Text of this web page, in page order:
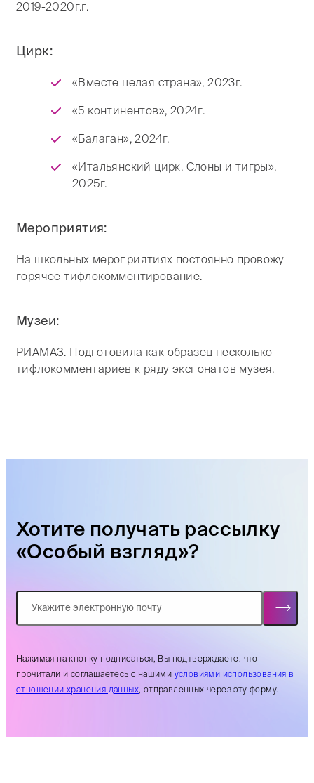
2019-2020г.г.
Цирк:
«Вместе целая страна», 2023г.
«5 континентов», 2024г.
«Балаган», 2024г.
«Итальянский цирк. Слоны и тигры»,
2025г.
Мероприятия:
На школьных мероприятиях постоянно провожу
горячее тифлокомментирование.
Музеи:
РИАМАЗ. Подготовила как образец несколько
тифлокомментариев к ряду экспонатов музея.
Хотите получать рассылку
«Особый взгляд»?
Нажимая на кнопку подписаться, Вы подтверждаете. что
прочитали и соглашаетесь с нашими условиями использования в
отношении хранения данных, отправленных через эту форму.